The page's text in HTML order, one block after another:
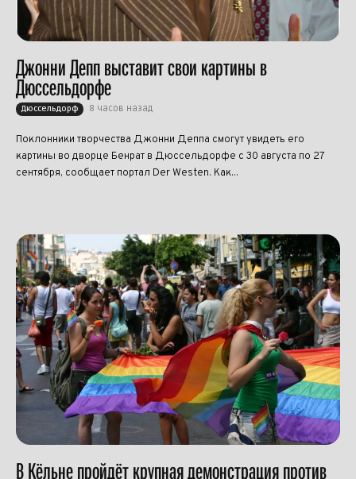
Джонни Депп выставит свои картины в
Дюссельдорфе
Дюссельдорф 8 часов назад
Поклонники творчества Джонни Деппа смогут увидеть его
картины во дворце Бенрат в Дюссельдорфе с 30 августа по 27
сентября, сообщает портал Der Westen. Как...
В Кёльне пройдёт крупная демонстрация против